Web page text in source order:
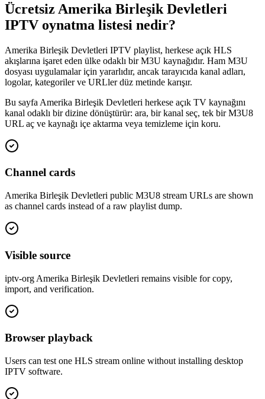
Ücretsiz Amerika Birleşik Devletleri
IPTV oynatma listesi nedir?
Amerika Birleşik Devletleri IPTV playlist, herkese açık HLS
akışlarına işaret eden ülke odaklı bir M3U kaynağıdır. Ham M3U
dosyası uygulamalar için yararlıdır, ancak tarayıcıda kanal adları,
logolar, kategoriler ve URLler düz metinde karışır.
Bu sayfa Amerika Birleşik Devletleri herkese açık TV kaynağını
kanal odaklı bir dizine dönüştürür: ara, bir kanal seç, tek bir M3U8
URL aç ve kaynağı içe aktarma veya temizleme için koru.
Channel cards
Amerika Birleşik Devletleri public M3U8 stream URLs are shown
as channel cards instead of a raw playlist dump.
Visible source
iptv-org Amerika Birleşik Devletleri remains visible for copy,
import, and verification.
Browser playback
Users can test one HLS stream online without installing desktop
IPTV software.